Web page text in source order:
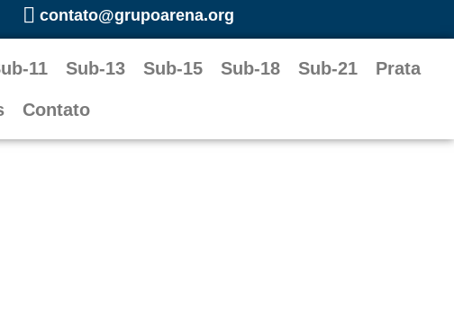
contato@grupoarena.org
11 Sub-13 Sub-15 Sub-18 Sub-21 Prata
Contato